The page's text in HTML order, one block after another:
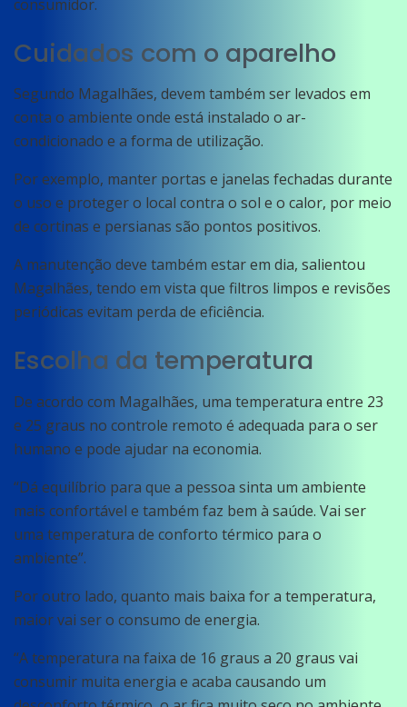
consumidor.
Cuidados com o aparelho
Segundo Magalhães, devem também ser levados em
conta o ambiente onde está instalado o ar-
condicionado e a forma de utilização.
Por exemplo, manter portas e janelas fechadas durante
o uso e proteger o local contra o sol e o calor, por meio
de cortinas e persianas são pontos positivos.
A manutenção deve também estar em dia, salientou
Magalhães, tendo em vista que filtros limpos e revisões
periódicas evitam perda de eficiência.
Escolha da temperatura
De acordo com Magalhães, uma temperatura entre 23
e 25 graus no controle remoto é adequada para o ser
humano e pode ajudar na economia.
“Dá equilíbrio para que a pessoa sinta um ambiente
mais confortável e também faz bem à saúde. Vai ser
uma temperatura de conforto térmico para o
ambiente”.
Por outro lado, quanto mais baixa for a temperatura,
maior vai ser o consumo de energia.
“A temperatura na faixa de 16 graus a 20 graus vai
consumir muita energia e acaba causando um